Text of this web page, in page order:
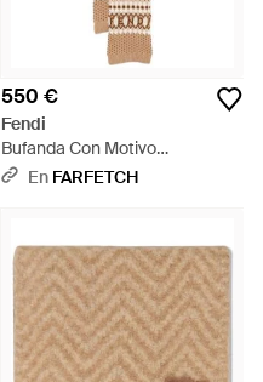
550 €
Fendi
Bufanda Con Motivo
Geométrico - Metálico
En FARFETCH